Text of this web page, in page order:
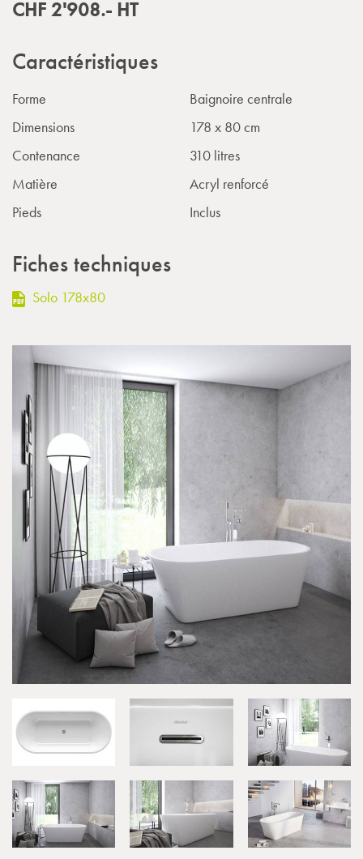
CHF2'908.- HT
Caractéristiques
Forme
Baignoire centrale
Dimensions
178 x 80 cm
Contenance
310 litres
Matière
Acryl renforcé
Pieds
Inclus
Fiches techniques
Solo 178x80